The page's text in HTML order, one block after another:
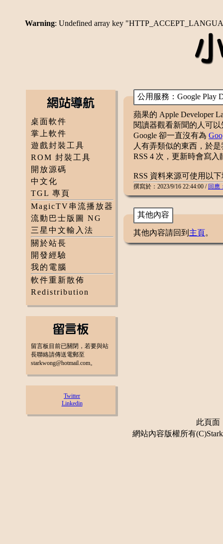
Warning: Undefined array key
桌面軟件
掌上軟件
遊戲封裝工具
ROM 封裝工具
開放源碼
中文化
TGL 專頁
MagicTV串流播放器
流動巴士版圖 NG
三星中文輸入法
關於站長
開發經驗
我的電腦
軟件重新散佈
Redistribution
留言板目前已關閉，若要與站
長聯絡請傳送電郵至
starkwong@hotmail.com。
Twitter
Linkedin
公用服務：Google Play
蘋果的 Apple Developer
閱讀器觀看新聞的人可
Google 卻一直沒有為
人有弄類似的東西，於
RSS 4 次，更新時會寫
RSS 資料來源可使用以下
撰寫於：2023/9/16 22:44:00 / 回應
其他內容
其他內容請回到 主頁。
此頁面
網站內容版權所有